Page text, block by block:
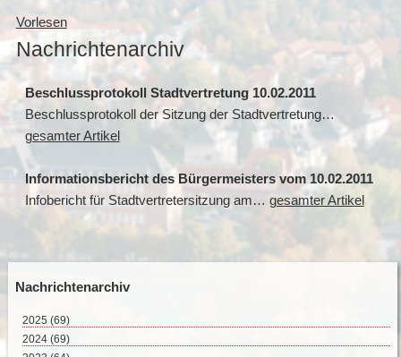
Vorlesen
Nachrichtenarchiv
Beschlussprotokoll Stadtvertretung 10.02.2011
Beschlussprotokoll der Sitzung der Stadtvertretung…
gesamter Artikel
Informationsbericht des Bürgermeisters vom 10.02.2011
Infobericht für Stadtvertretersitzung am… gesamter Artikel
Nachrichtenarchiv
2025 (69)
August 2025 (2)
Juli 2025 (9)
2024 (69)